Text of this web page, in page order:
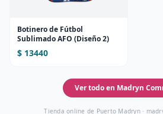
Botinero de Fútbol
Sublimado AFO (Diseño 2)
$ 13440
Ver todo en Madryn
Tienda online de Puerto Madryn ·